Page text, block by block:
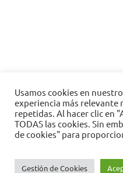
Usamos cookies en
experiencia más relevante
repetidas. Al hacer clic en
TODAS las cookies. Sin
de cookies" para
Gestión de Cookies